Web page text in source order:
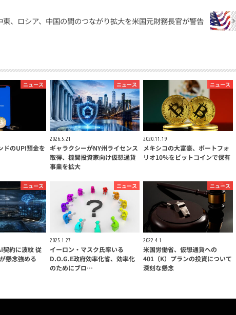
東、ロシア、中国の間のつながり拡大を米国元財務長官が警告
ニュース
のUPI預金を
ニュース
2026.5.21
ギャラクシーがNY州ライセンス
取得、機関投資家向け仮想通貨
事業を拡大
ニュース
2020.11.19
メキシコの大富豪、ポートフォ
リオ10％をビットコインで保有
ニュース
約に波紋 従
懸念強める
ニュース
2025.1.27
イーロン・マスク氏率いる
D.O.G.E政府効率化省、効率化
のためにブロ…
ニュース
2022.4.1
米国労働省、仮想通貨への
401（K）プランの投資について
深刻な懸念